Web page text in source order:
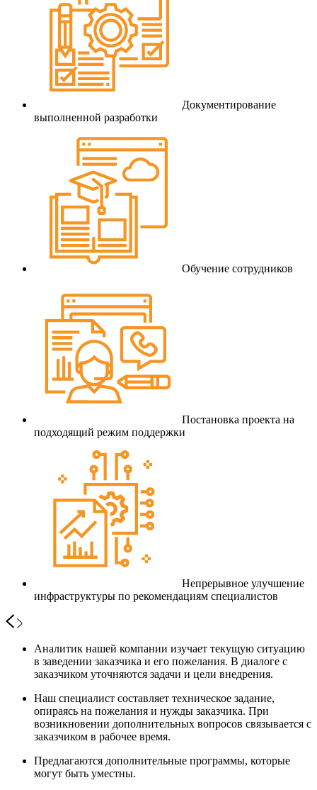
Документирование
выполненной разработки
Обучение сотрудников
Постановка проекта на
подходящий режим поддержки
Непрерывное улучшение
инфраструктуры по рекомендациям специалистов
Аналитик нашей компании изучает текущую ситуацию
в заведении заказчика и его пожелания. В диалоге с
заказчиком уточняются задачи и цели внедрения.
Наш специалист составляет техническое задание,
опираясь на пожелания и нужды заказчика. При
возникновении дополнительных вопросов связывается с
заказчиком в рабочее время.
Предлагаются дополнительные программы, которые
могут быть уместны.